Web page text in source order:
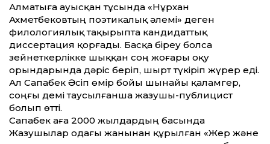
Алматыға ауысқан тұсында «Нұрхан
Ахметбековтың поэтикалық әлемі» деген
филологиялық тақырыпта кандидаттық
диссертация қорғады. Басқа біреу болса
зейнеткерлікке шыққан соң жоғары оқу
орындарында дәріс беріп, шырт түкіріп жүрер еді.
Ал Сапабек Әсіп өмір бойы шынайы қаламгер,
соңғы демі таусылғанша жазушы-публицист
болып өтті.
Сапабек аға 2000 жылдардың басында
Жазушылар одағы жанынан құрылған «Жер және